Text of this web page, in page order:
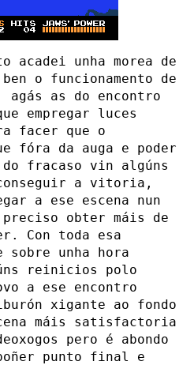
acadei unha morea de
o funcionamento de
agás as do encontro
empregar luces
facer que o
fóra da auga e poder
fracaso vin algúns
a vitoria,
a ese escena nun
preciso obter máis de
Con toda esa
sobre unha hora
reinicios polo
a ese encontro
xigante ao fondo
máis satisfactoria
pero é abondo
punto final e